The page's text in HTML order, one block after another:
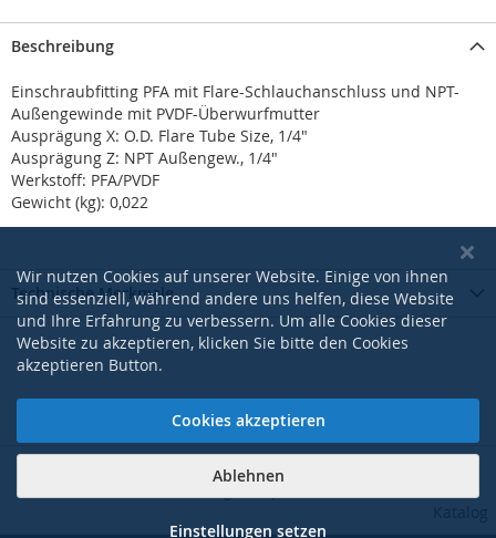
Beschreibung
Einschraubfitting PFA mit Flare-Schlauchanschluss und NPT-
Außengewinde mit PVDF-Überwurfmutter
Ausprägung X: O.D. Flare Tube Size, 1/4"
Ausprägung Z: NPT Außengew., 1/4"
Werkstoff: PFA/PVDF
Gewicht (kg): 0,022
Technische Merkmale
|
Wir nutzen Cookies auf unserer Website. Einige von ihnen
sind essenziell, während andere uns helfen, diese Website
und Ihre Erfahrung zu verbessern. Um alle Cookies dieser
Website zu akzeptieren, klicken Sie bitte den Cookies
akzeptieren Button.
Cookies akzeptieren
Ablehnen
Einstellungen setzen